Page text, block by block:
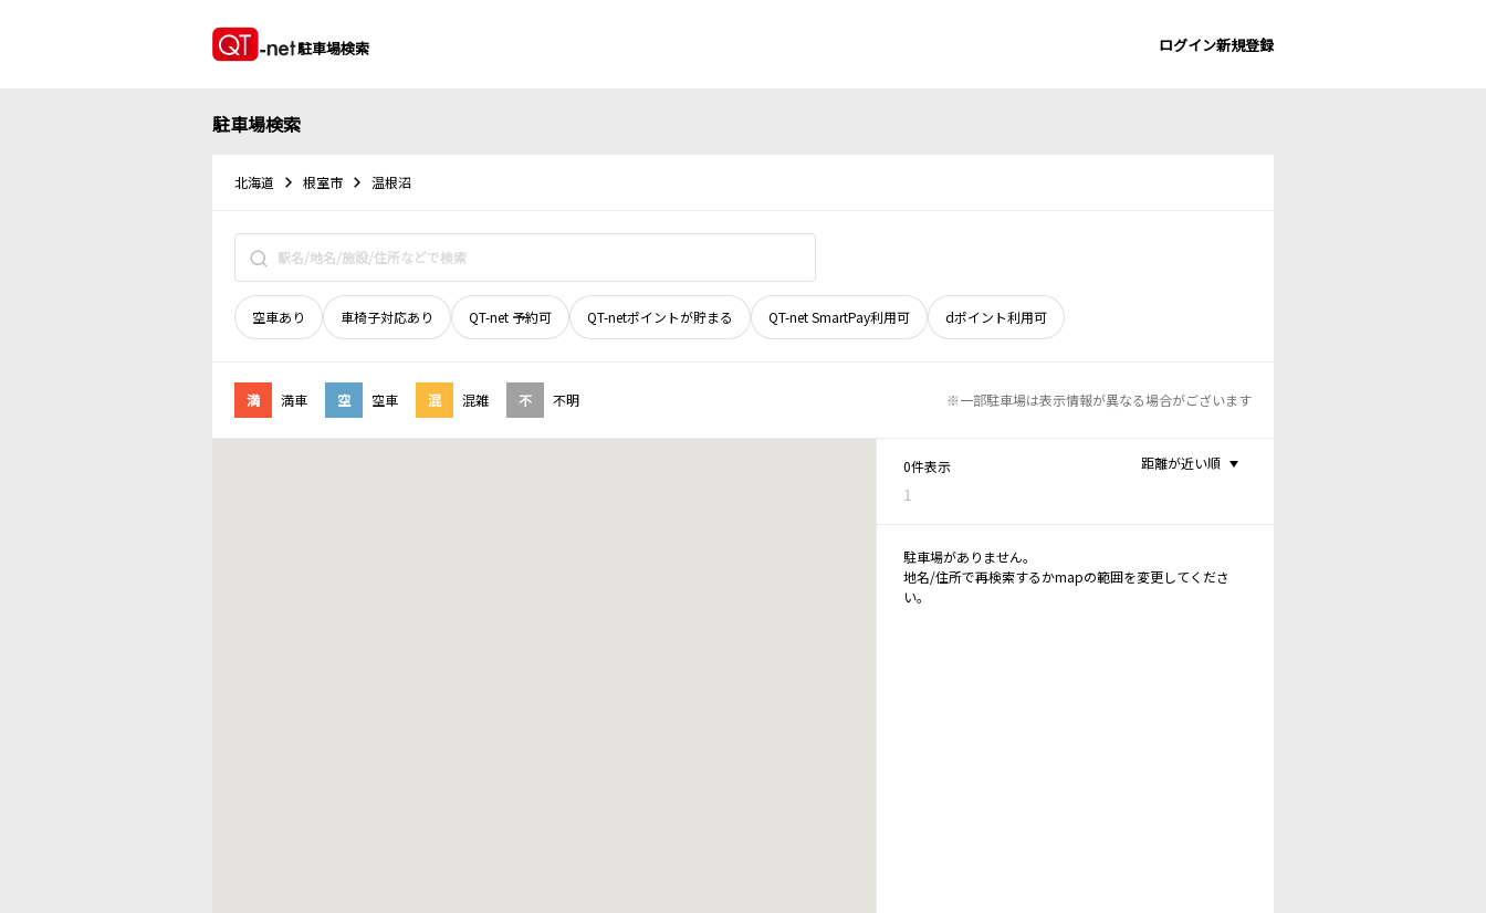
駐車場検索 ログイン新規登録
駐車場検索
北海道 根室市 温根沼
空車あり 車椅子対応あり QT-net 予約可 QT-netポイントが貯まる QT-net SmartPay利用可 dポイント利用可
満 満車 空 空車 混 混雑 不 不明 ※一部駐車場は表示情報が異なる場合がございます
0件表示
1
距離が近い順
駐車場がありません。
地名/住所で再検索するかmapの範囲を変更してくださ
い。